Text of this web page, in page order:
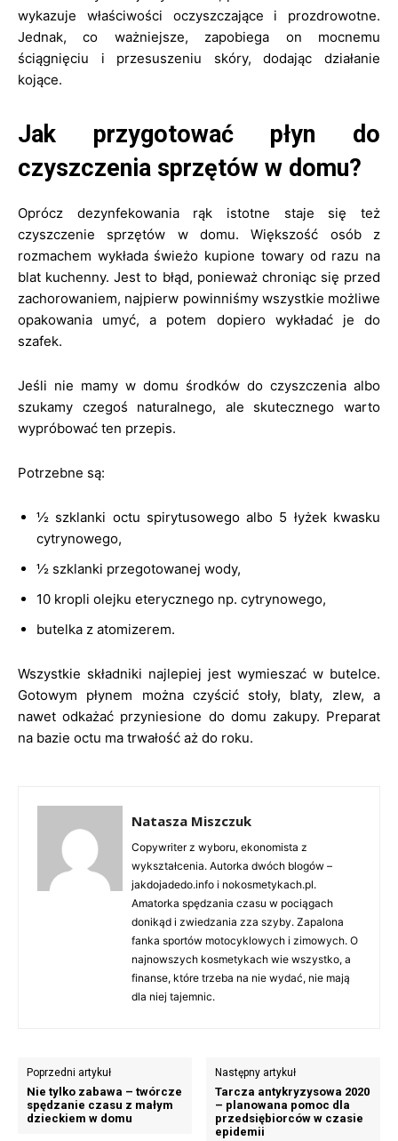
wykazuje właściwości oczyszczające i prozdrowotne.
Jednak, co ważniejsze, zapobiega on mocnemu
ściągnięciu i przesuszeniu skóry, dodając działanie
kojące.
Jak przygotować płyn do
czyszczenia sprzętów w domu?
Oprócz dezynfekowania rąk istotne staje się też
czyszczenie sprzętów w domu. Większość osób z
rozmachem wykłada świeżo kupione towary od razu na
blat kuchenny. Jest to błąd, ponieważ chroniąc się przed
zachorowaniem, najpierw powinniśmy wszystkie możliwe
opakowania umyć, a potem dopiero wykładać je do
szafek.
Jeśli nie mamy w domu środków do czyszczenia albo
szukamy czegoś naturalnego, ale skutecznego warto
wypróbować ten przepis.
Potrzebne są:
½ szklanki octu spirytusowego albo 5 łyżek kwasku
cytrynowego,
½ szklanki przegotowanej wody,
10 kropli olejku eterycznego np. cytrynowego,
butelka z atomizerem.
Wszystkie składniki najlepiej jest wymieszać w butelce.
Gotowym płynem można czyścić stoły, blaty, zlew, a
nawet odkażać przyniesione do domu zakupy. Preparat
na bazie octu ma trwałość aż do roku.
Natasza Miszczuk
Copywriter z wyboru, ekonomista z
wykształcenia. Autorka dwóch blogów –
jakdojadedo.info i nokosmetykach.pl.
Amatorka spędzania czasu w pociągach
donikąd i zwiedzania zza szyby. Zapalona
fanka sportów motocyklowych i zimowych. O
najnowszych kosmetykach wie wszystko, a
finanse, które trzeba na nie wydać, nie mają
dla niej tajemnic.
Poprzedni artykuł
Nie tylko zabawa – twórcze
spędzanie czasu z małym
dzieckiem w domu
Następny artykuł
Tarcza antykryzysowa 2020
– planowana pomoc dla
przedsiębiorców w czasie
epidemii